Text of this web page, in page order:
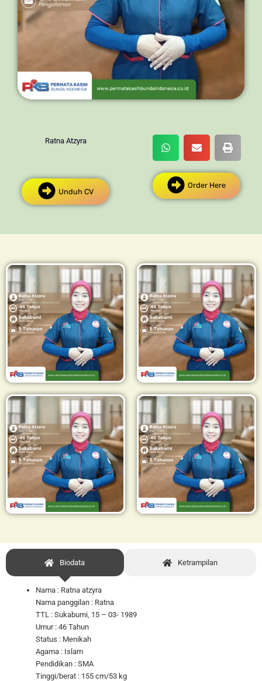
Ratna Atzyra
Unduh CV
Order Here
Biodata Ketrampilan
Nama : Ratna atzyra
Nama panggilan : Ratna
TTL : Sukabumi, 15 – 03- 1989
Umur : 46 Tahun
Status : Menikah
Agama : Islam
Pendidikan : SMA
Tinggi/berat : 155 cm/53 kg